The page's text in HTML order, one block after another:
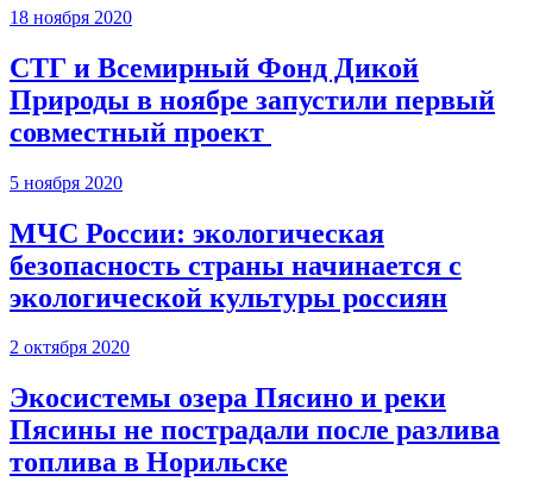
18 ноября 2020
СТГ и Всемирный Фонд Дикой
Природы в ноябре запустили первый
совместный проект
5 ноября 2020
МЧС России: экологическая
безопасность страны начинается с
экологической культуры россиян
2 октября 2020
Экосистемы озера Пясино и реки
Пясины не пострадали после разлива
топлива в Норильске